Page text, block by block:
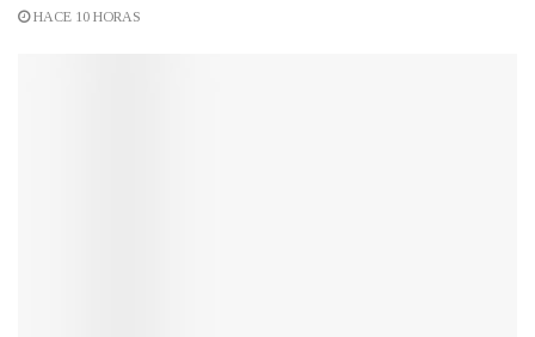
HACE 10 HORAS